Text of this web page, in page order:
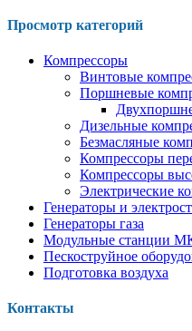
Просмотр категорий
Компрессоры
Винтовые
Поршневые
Дизельные
Безмасляные
Компрессоры
Компрессоры
Электрические
Генераторы и
Генераторы газа
Модульные станции
Пескоструйное
Подготовка воздуха
Контакты